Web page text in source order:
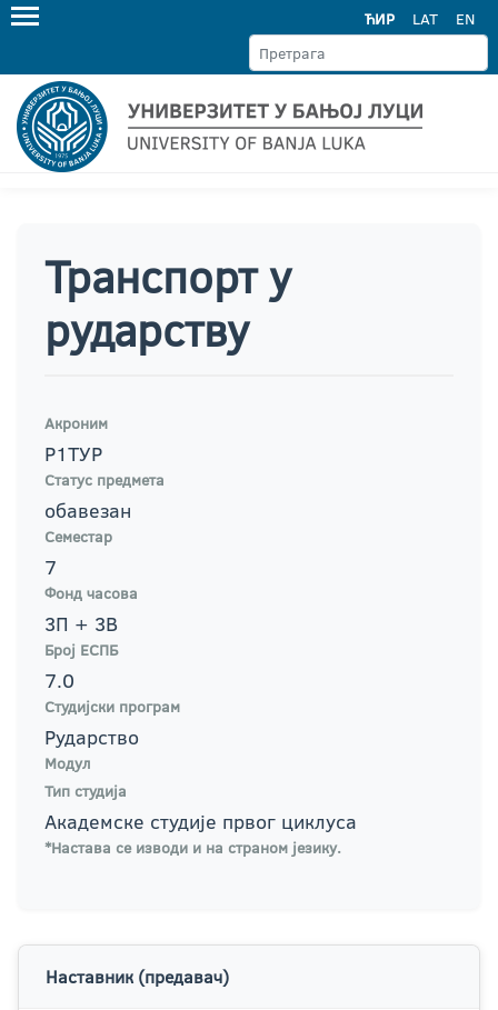
ЋИР LAT EN
Транспорт у
рударству
Акроним
Р1ТУР
Статус предмета
обавезан
Семестар
7
Фонд часова
3П + 3В
Број ЕСПБ
7.0
Студијски програм
Рударство
Модул
Тип студија
Академске студије првог циклуса
*Настава се изводи и на страном језику.
Наставник (предавач)